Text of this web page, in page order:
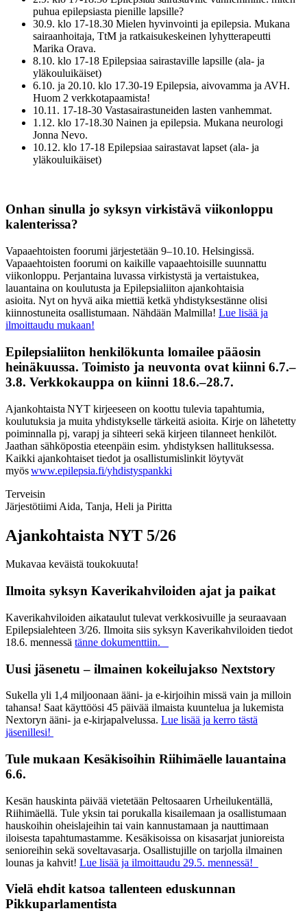
puhua epilepsiasta pienille lapsille?
30.9. klo 17-18.30 Mielen hyvinvointi ja epilepsia. Mukana
sairaanhoitaja, TtM ja ratkaisukeskeinen lyhytterapeutti
Marika Orava.
8.10. klo 17-18 Epilepsiaa sairastaville lapsille (ala- ja
yläkouluikäiset)
6.10. ja 20.10. klo 17.30-19 Epilepsia, aivovamma ja AVH.
Huom 2 verkkotapaamista!
10.11. 17-18-30 Vastasairastuneiden lasten vanhemmat.
1.12. klo 17-18.30 Nainen ja epilepsia. Mukana neurologi
Jonna Nevo.
10.12. klo 17-18 Epilepsiaa sairastavat lapset (ala- ja
yläkouluikäiset)
Onhan sinulla jo syksyn virkistävä viikonloppu
kalenterissa?
Vapaaehtoisten foorumi järjestetään 9–10.10. Helsingissä.
Vapaaehtoisten foorumi on kaikille vapaaehtoisille suunnattu
viikonloppu. Perjantaina luvassa virkistystä ja vertaistukea,
lauantaina on koulutusta ja Epilepsialiiton ajankohtaisia
asioita. Nyt on hyvä aika miettiä ketkä yhdistyksestänne olisi
kiinnostuneita osallistumaan. Nähdään Malmilla! Lue lisää ja
ilmoittaudu mukaan!
Epilepsialiiton henkilökunta lomailee pääosin
heinäkuussa. Toimisto ja neuvonta ovat kiinni 6.7.–
3.8. Verkkokauppa on kiinni 18.6.–28.7.
Ajankohtaista NYT kirjeeseen on koottu tulevia tapahtumia,
koulutuksia ja muita yhdistykselle tärkeitä asioita. Kirje on lähetetty
poiminnalla pj, varapj ja sihteeri sekä kirjeen tilanneet henkilöt.
Jaathan sähköpostia eteenpäin esim. yhdistyksen hallituksessa.
Kaikki ajankohtaiset tiedot ja osallistumislinkit löytyvät
myöswww.epilepsia.fi/yhdistyspankki
Terveisin
Järjestötiimi Aida, Tanja, Heli ja Piritta
Ajankohtaista NYT 5/26
Mukavaa keväistä toukokuuta!
Ilmoita syksyn Kaverikahviloiden ajat ja paikat
Kaverikahviloiden aikataulut tulevat verkkosivuille ja seuraavaan
Epilepsialehteen 3/26. Ilmoita siis syksyn Kaverikahviloiden tiedot
18.6. mennessä tänne dokumenttiin.
Uusi jäsenetu – ilmainen kokeilujakso Nextstory
Sukella yli 1,4 miljoonaan ääni- ja e-kirjoihin missä vain ja milloin
tahansa! Saat käyttöösi 45 päivää ilmaista kuuntelua ja lukemista
Nextoryn ääni- ja e-kirjapalvelussa. Lue lisää ja kerro tästä
jäsenillesi!
Tule mukaan Kesäkisoihin Riihimäelle lauantaina
6.6.
Kesän hauskinta päivää vietetään Peltosaaren Urheilukentällä,
Riihimäellä. Tule yksin tai porukalla kisailemaan ja osallistumaan
hauskoihin oheislajeihin tai vain kannustamaan ja nauttimaan
iloisesta tapahtumastamme. Kesäkisoissa on kisasarjat junioreista
senioreihin sekä soveltavasarja. Osallistujille on tarjolla ilmainen
lounas ja kahvit! Lue lisää ja ilmoittaudu 29.5. mennessä!
Vielä ehdit katsoa tallenteen eduskunnan
Pikkuparlamentista